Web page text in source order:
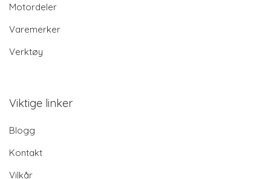
Motordeler
Varemerker
Verktøy
Viktige linker
Blogg
Kontakt
Vilkår